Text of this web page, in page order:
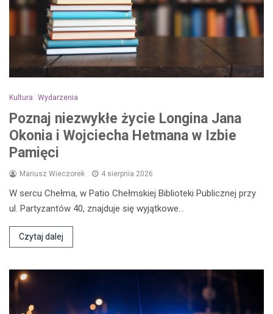
Kultura Wydarzenia
Poznaj niezwykłe życie Longina Jana
Okonia i Wojciecha Hetmana w Izbie
Pamięci
Mariusz Wieczorek 4 sierpnia 2026
W sercu Chełma, w Patio Chełmskiej Biblioteki Publicznej przy
ul. Partyzantów 40, znajduje się wyjątkowe…
Czytaj dalej